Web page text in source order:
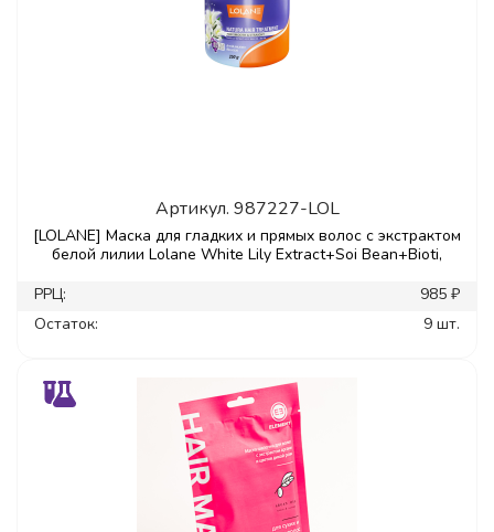
Артикул. 987227-LOL
[LOLANE] Маска для гладких и прямых волос с экстрактом
белой лилии Lolane White Lily Extract+Soi Bean+Bioti,
РРЦ:
985 ₽
Остаток:
9 шт.